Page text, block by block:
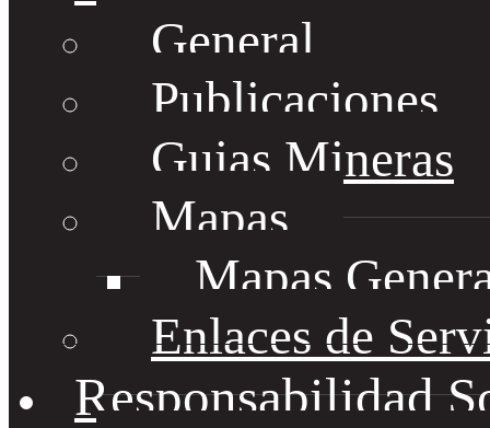
General
Publicaciones
Guias Mineras
Mapas
Mapas
Enlaces de
Responsabilidad